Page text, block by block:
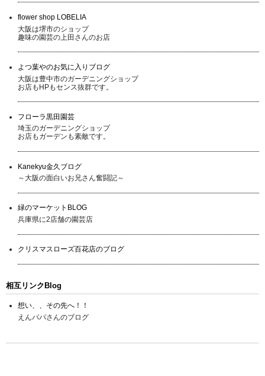
flower shop LOBELIA
大阪は堺市のショップ
趣味の園芸の上田さんのお店
よつ葉やのお気に入りブログ
大阪は豊中市のガーデニングショップ
お店もHPもセンス抜群です。
フローラ黒田園芸
埼玉のガーデニングショップ
お店もガーデンも素敵です。
Kanekyu金久ブログ
～大阪の面白いお兄さん奮闘記～
緑のマーケットBLOG
兵庫県に2店舗の園芸店
クリスマスローズ百花店のブログ
相互リンクBlog
想い、、その先へ！！
えんパパさんのブログ